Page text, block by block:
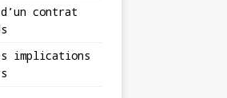
contrat
implications